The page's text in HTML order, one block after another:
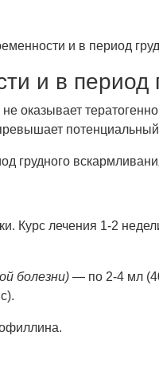
и в период
и в период
оказывает
грудного
Курс лечения 1-2
болезни) — по 2-4 мл